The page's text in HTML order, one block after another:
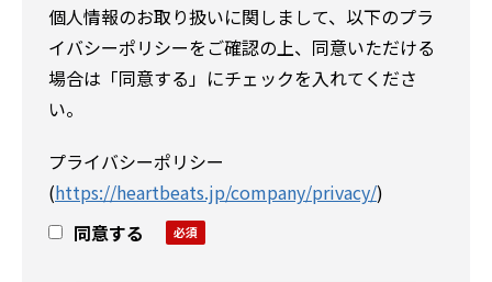
個人情報のお取り扱いに関しまして、以下のプラ
イバシーポリシーをご確認の上、同意いただける
場合は「同意する」にチェックを入れてくださ
い。
プライバシーポリシー
(https://heartbeats.jp/company/privacy/)
同意する